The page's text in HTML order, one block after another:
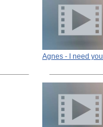
Agnes - I need